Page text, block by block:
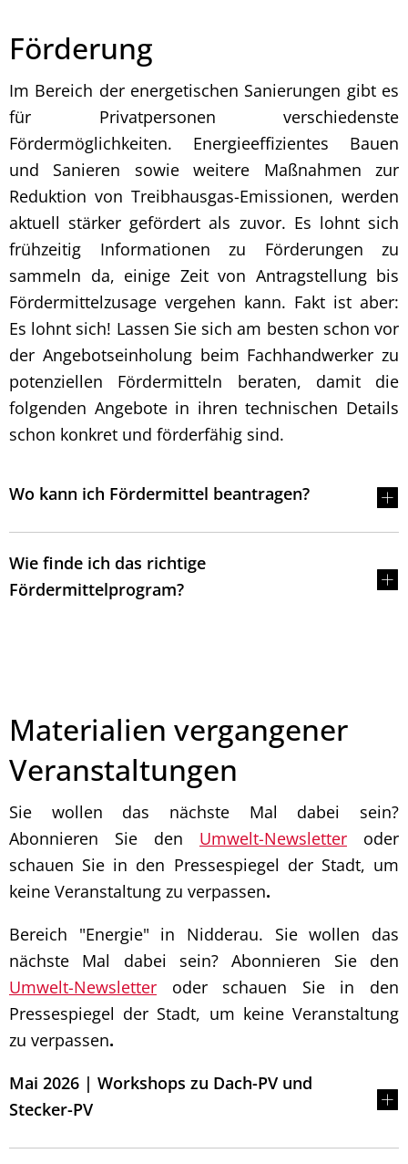
Förderung
Im Bereich der energetischen Sanierungen gibt es
für Privatpersonen verschiedenste
Fördermöglichkeiten. Energieeffizientes Bauen
und Sanieren sowie weitere Maßnahmen zur
Reduktion von Treibhausgas-Emissionen, werden
aktuell stärker gefördert als zuvor. Es lohnt sich
frühzeitig Informationen zu Förderungen zu
sammeln da, einige Zeit von Antragstellung bis
Fördermittelzusage vergehen kann. Fakt ist aber:
Es lohnt sich! Lassen Sie sich am besten schon vor
der Angebotseinholung beim Fachhandwerker zu
potenziellen Fördermitteln beraten, damit die
folgenden Angebote in ihren technischen Details
schon konkret und förderfähig sind.
Wo kann ich Fördermittel beantragen?
Wie finde ich das richtige
Fördermittelprogram?
Materialien vergangener
Veranstaltungen
Sie wollen das nächste Mal dabei sein?
Abonnieren Sie den Umwelt-Newsletter oder
schauen Sie in den Pressespiegel der Stadt, um
keine Veranstaltung zu verpassen.
Bereich "Energie" in Nidderau. Sie wollen das
nächste Mal dabei sein? Abonnieren Sie den
Umwelt-Newsletter oder schauen Sie in den
Pressespiegel der Stadt, um keine Veranstaltung
zu verpassen.
Mai 2026 | Workshops zu Dach-PV und
Stecker-PV